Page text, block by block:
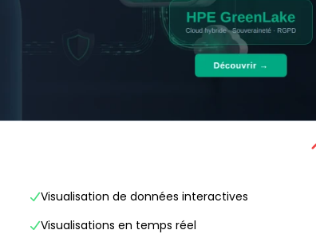
Visualisation de données interactives
Visualisations en temps réel